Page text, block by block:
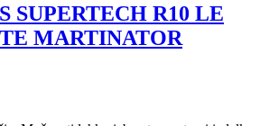
SUPERTECH R10 LE
MARTINATOR